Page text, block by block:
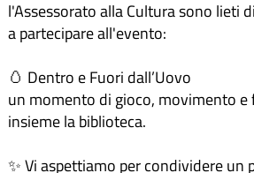
l'Assessorato alla Cultura sono lieti
a partecipare all'evento:
🥚 Dentro e Fuori dall’Uovo
un momento di gioco, movimento e
insieme la biblioteca.
✨ Vi aspettiamo per condividere un